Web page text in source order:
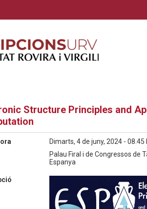
Structure Principles and
Dimarts, 4 de juny, 2024 - 08.45
Palau Firal i de Congressos de
Espanya